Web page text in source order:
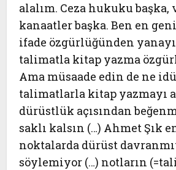
alalım. Ceza hukuku
kanaatler başka. Ben en
ifade özgürlüğünden
talimatla kitap yazma
Ama müsaade edin de ne
talimatlarla kitap yazmayı
dürüstlük açısından
saklı kalsın (…) Ahmet Şık
noktalarda dürüst
söylemiyor (…) notların